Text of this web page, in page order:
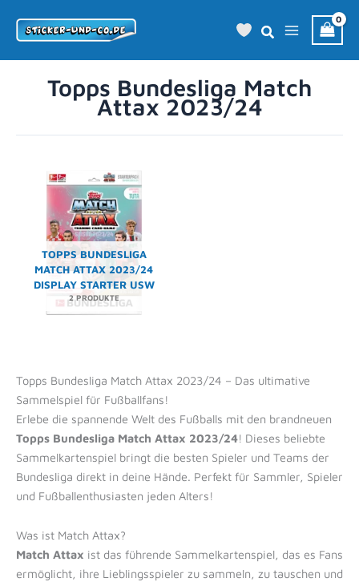
Inhalt
Topps Bundesliga Match
Attax 2023/24
TOPPS BUNDESLIGA
MATCH ATTAX 2023/24
DISPLAY STARTER USW
2 PRODUKTE
Topps Bundesliga Match Attax 2023/24 – Das ultimative
Sammelspiel für Fußballfans!
Erlebe die spannende Welt des Fußballs mit den brandneuen
Topps Bundesliga Match Attax 2023/24! Dieses beliebte
Sammelkartenspiel bringt die besten Spieler und Teams der
Bundesliga direkt in deine Hände. Perfekt für Sammler, Spieler
und Fußballenthusiasten jeden Alters!
Was ist Match Attax?
Match Attax ist das führende Sammelkartenspiel, das es Fans
ermöglicht, ihre Lieblingsspieler zu sammeln, zu tauschen und